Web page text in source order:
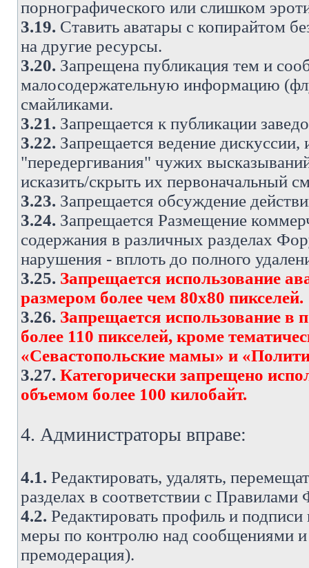
порнографического или слишком
3.19. Ставить аватары с копирайтом
на другие ресурсы.
3.20. Запрещена публикация тем и
малосодержательную информацию
смайликами.
3.21. Запрещается к публикации
3.22. Запрещается ведение
"передергивания" чужих
исказить/скрыть их первоначальный
3.23. Запрещается обсуждение
3.24. Запрещается Размещение
содержания в различных разделах
нарушения - вплоть до полного
3.25. Запрещается использование
размером более чем 80х80 пикселей.
3.26. Запрещается использование в
более 110 пикселей, кроме
«Севастопольские мамы» и
3.27. Категорически запрещено
объемом более 100 килобайт.
4. Администраторы вправе:
4.1. Редактировать, удалять,
разделах в соответствии с
4.2. Редактировать профиль и
меры по контролю над сообщениями
премодерация).